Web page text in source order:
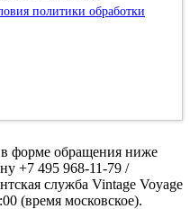
политики обработки
форме обращения ниже
+7 495 968-11-79 /
служба Vintage Voyage
(время московское).